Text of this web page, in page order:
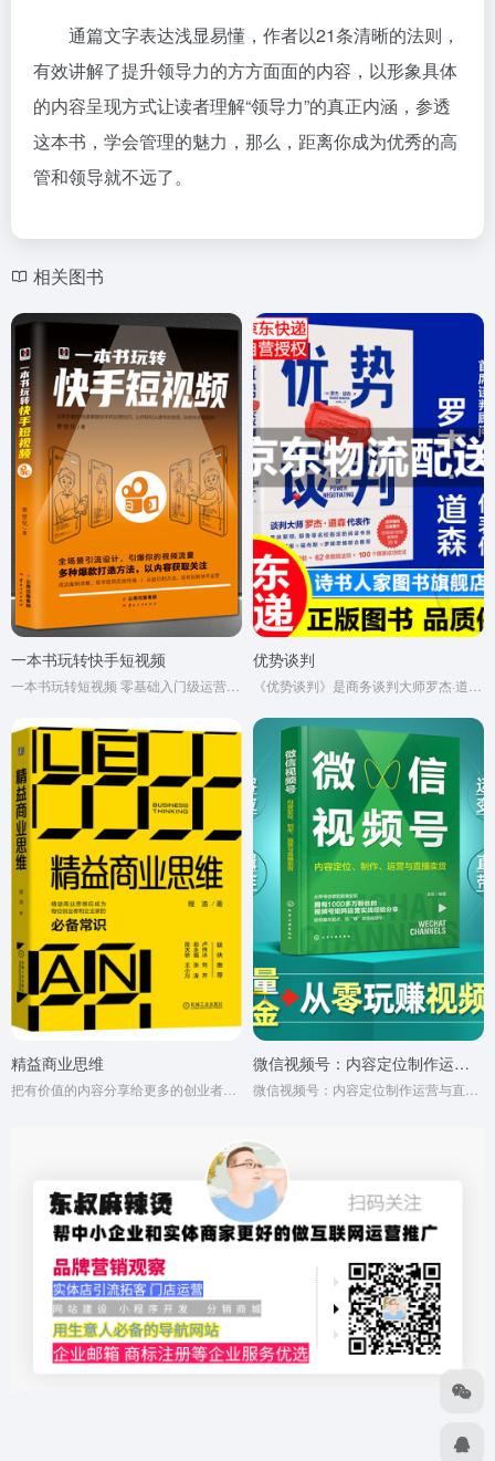
通篇文字表达浅显易懂，作者以21条清晰的法则，
有效讲解了提升领导力的方方面面的内容，以形象具体
的内容呈现方式让读者理解“领导力”的真正内涵，参透
这本书，学会管理的魅力，那么，距离你成为优秀的高
管和领导就不远了。
相关图书
一本书玩转快手短视频 优势谈判
精益商业思维 微信视频号：内容定位制作运营与直播卖货